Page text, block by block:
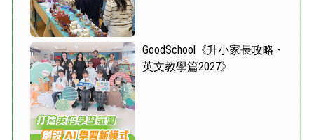
GoodSchool《升小家長攻略 -
英文教學篇2027》